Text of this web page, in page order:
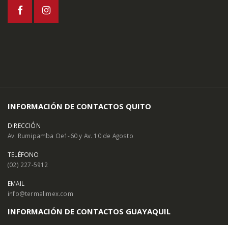
INFORMACIÓN DE CONTACTOS QUITO
DIRECCIÓN
Av. Rumipamba Oe1-60 y Av. 10 de Agosto
TELÉFONO
(02) 227-5912
EMAIL
info@termalimex.com
INFORMACIÓN DE CONTACTOS GUAYAQUIL